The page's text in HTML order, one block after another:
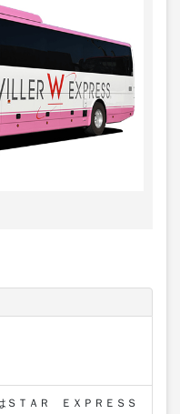
ＳＴＡＲ ＥＸＰＲＥＳＳ